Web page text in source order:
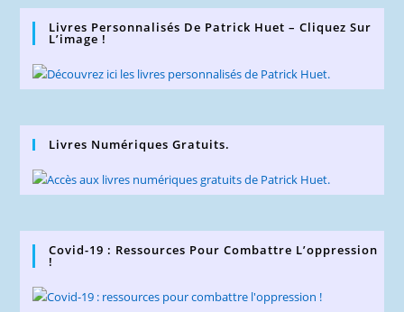
Livres Personnalisés De Patrick Huet – Cliquez Sur
L’image !
Livres Numériques Gratuits.
Covid-19 : Ressources Pour Combattre L’oppression
!